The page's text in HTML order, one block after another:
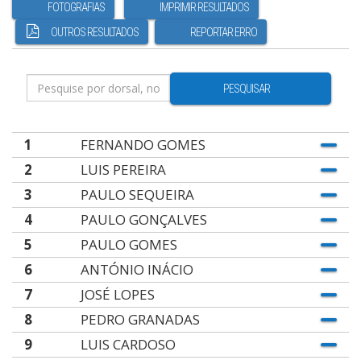
FOTOGRAFIAS
IMPRIMIR RESULTADOS
OUTROS RESULTADOS
REPORTAR ERRO
PESQUISAR
1
FERNANDO GOMES
2
LUIS PEREIRA
3
PAULO SEQUEIRA
4
PAULO GONÇALVES
5
PAULO GOMES
6
ANTÓNIO INÁCIO
7
JOSÉ LOPES
8
PEDRO GRANADAS
9
LUIS CARDOSO